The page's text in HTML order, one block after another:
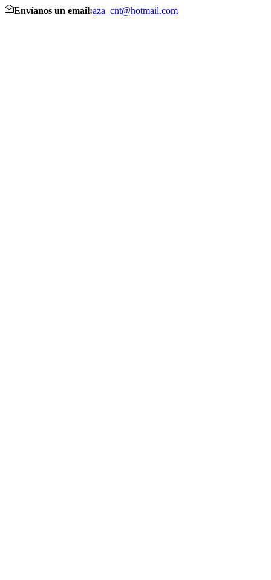
Envíanos un email:aza_cnt@hotmail.com